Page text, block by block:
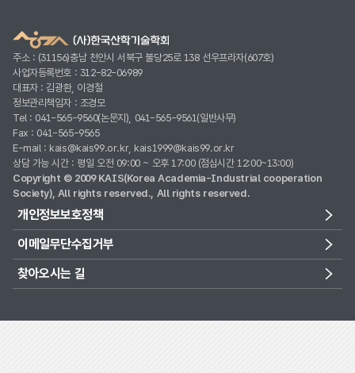
주소 : (31156)충남 천안시 서북구 불당25로 138 선우프라자(607호)
사업자등록번호 : 312-82-06989
대표자 : 김광환, 이경철
정보관리책임자 : 조경모
Tel : 041-565-9560(논문지), 041-565-9561(일반사무)
Fax : 041-565-9565
E-mail : kais@kais99.or.kr, kais1999@kais99.or.kr
상담 가능 시간 : 평일 오전 09:00 ~ 오후 17:00 (점심시간 12:00~13:00)
Copyright © 2009 KAIS(Korea Academia-Industrial cooperation
Society), All rights reserved., All rights reserved.
개인정보보호정책
이메일무단수집거부
찾아오시는 길